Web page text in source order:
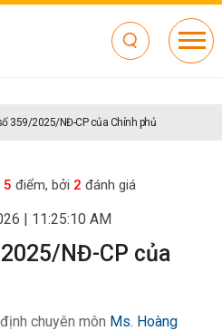
359/2025/NĐ-CP của Chính phủ
5 điểm, bởi 2 đánh giá
| 11:25:10 AM
NĐ-CP của
chuyên môn Ms. Hoàng